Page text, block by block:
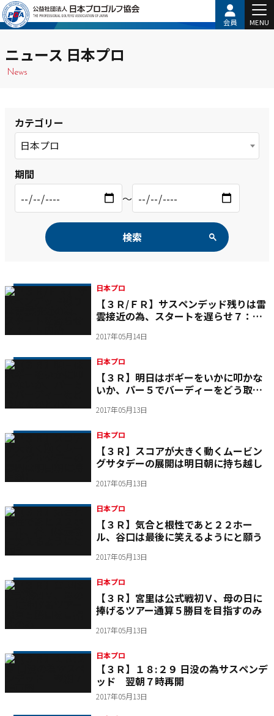
会員 MENU
ニュース 日本プロ
News
カテゴリー
日本プロ
期間
〜
検索
日本プロ
【３Ｒ/ＦＲ】サスペンデッド残りは雷
雲接近の為、スタートを遅らせ７：４
2017年05月14日
日本プロ
【３Ｒ】明日はボギーをいかに叩かな
いか、パー５でバーディーをどう取る
2017年05月13日
日本プロ
【３Ｒ】スコアが大きく動くムービン
グサタデーの展開は明日朝に持ち越し
2017年05月13日
日本プロ
【３Ｒ】気合と根性であと２２ホー
ル、谷口は最後に笑えるようにと願う
2017年05月13日
日本プロ
【３Ｒ】宮里は公式戦初Ｖ、母の日に
捧げるツアー通算５勝目を目指すのみ
2017年05月13日
日本プロ
【３Ｒ】１８:２９ 日没の為サスペンデ
ッド 翌朝７時再開
2017年05月13日